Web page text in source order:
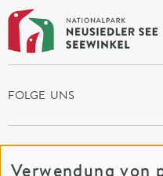
FOLGE UNS
FUSSNAVIGATION
Verwendung von